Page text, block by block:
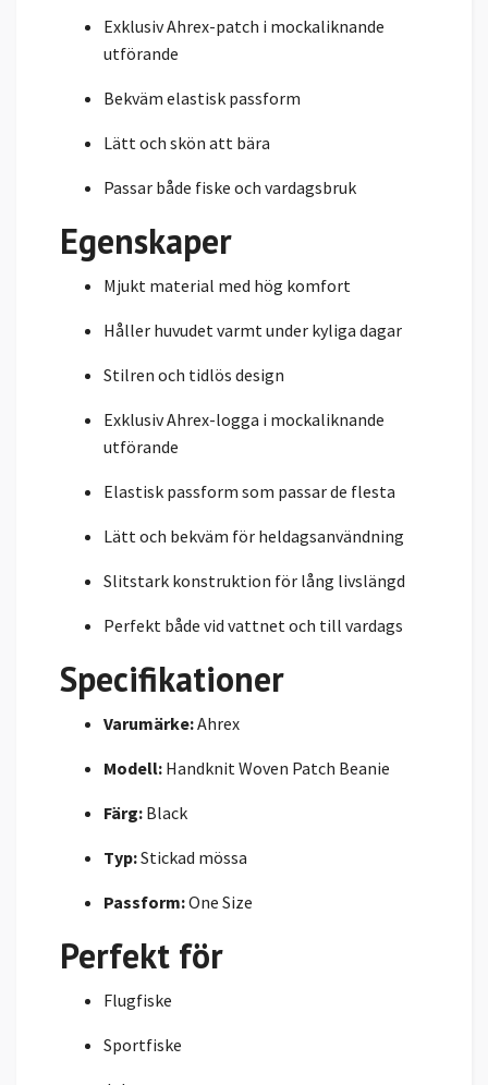
Exklusiv Ahrex-patch i mockaliknande
utförande
Bekväm elastisk passform
Lätt och skön att bära
Passar både fiske och vardagsbruk
Egenskaper
Mjukt material med hög komfort
Håller huvudet varmt under kyliga dagar
Stilren och tidlös design
Exklusiv Ahrex-logga i mockaliknande
utförande
Elastisk passform som passar de flesta
Lätt och bekväm för heldagsanvändning
Slitstark konstruktion för lång livslängd
Perfekt både vid vattnet och till vardags
Specifikationer
Varumärke:Ahrex
Modell: Handknit Woven Patch Beanie
Färg: Black
Typ:Stickad mössa
Passform:One Size
Perfekt för
Flugfiske
Sportfiske